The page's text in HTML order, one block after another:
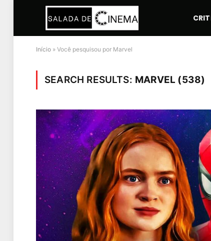
Início » Você pesquisou por Marvel
SEARCH RESULTS: MARVEL (538)